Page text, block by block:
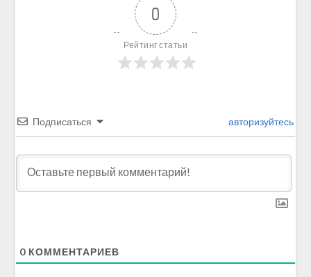
0
Рейтинг статьи
Подписаться авторизуйтесь
0 КОММЕНТАРИЕВ